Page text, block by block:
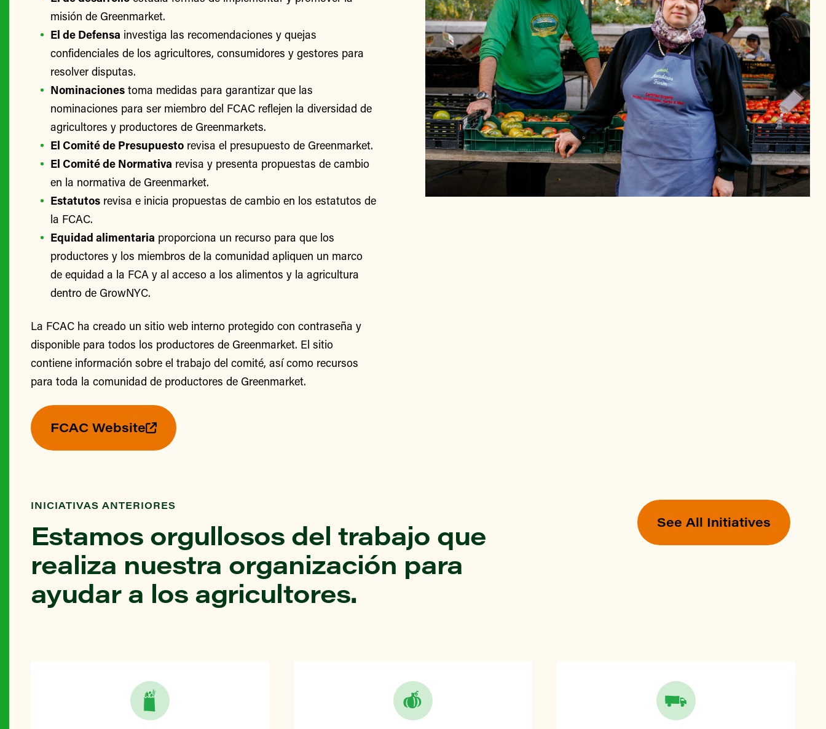
misión de Greenmarket.
El de Defensa investiga las recomendaciones y quejas
confidenciales de los agricultores, consumidores y gestores para
resolver disputas.
Nominaciones toma medidas para garantizar que las
nominaciones para ser miembro del FCAC reflejen la diversidad de
agricultores y productores de Greenmarkets.
El Comité de Presupuesto revisa el presupuesto de Greenmarket.
El Comité de Normativa revisa y presenta propuestas de cambio
en la normativa de Greenmarket.
Estatutos revisa e inicia propuestas de cambio en los estatutos de
la FCAC.
Equidad alimentaria proporciona un recurso para que los
productores y los miembros de la comunidad apliquen un marco
de equidad a la FCA y al acceso a los alimentos y la agricultura
dentro de GrowNYC.
La FCAC ha creado un sitio web interno protegido con contraseña y
disponible para todos los productores de Greenmarket. El sitio
contiene información sobre el trabajo del comité, así como recursos
para toda la comunidad de productores de Greenmarket.
FCAC Website
INICIATIVAS ANTERIORES
Estamos orgullosos del trabajo que
realiza nuestra organización para
ayudar a los agricultores.
See All Initiatives